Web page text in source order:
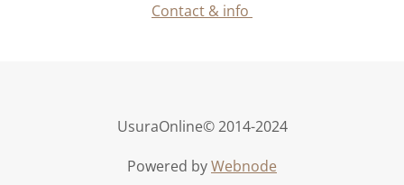
Contact & info
UsuraOnline© 2014-2024
Powered byWebnode